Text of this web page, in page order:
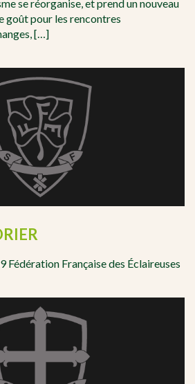
se réorganise, et prend un nouveau
goût pour les rencontres
[…]
Française des Éclaireuses